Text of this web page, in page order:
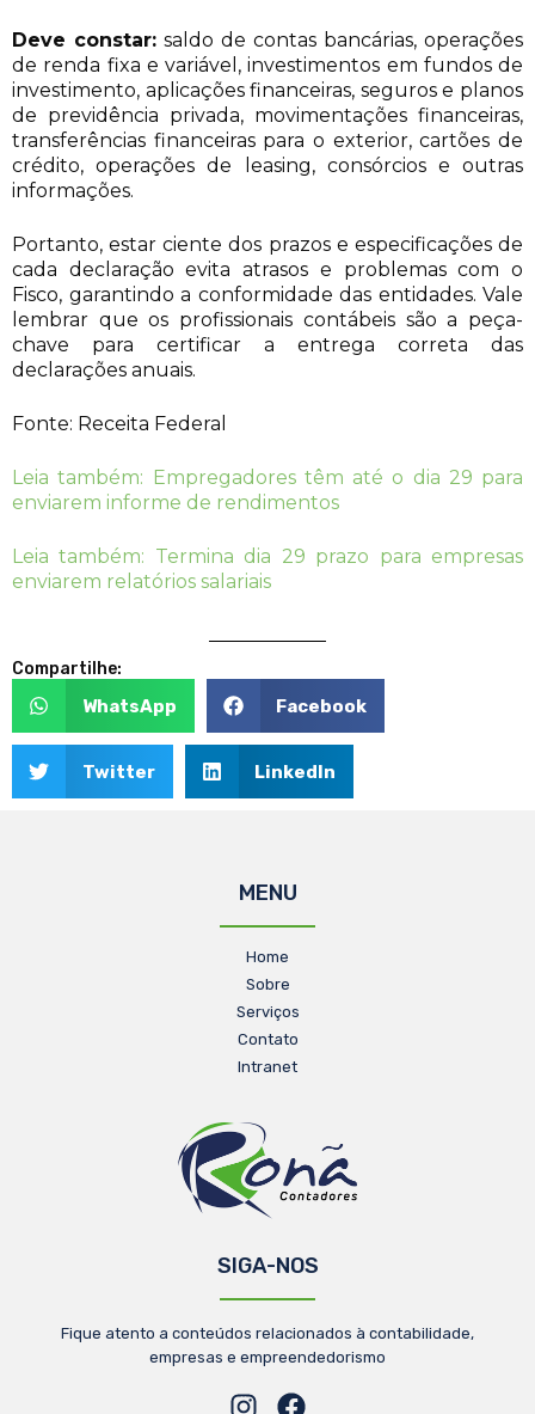
Deve constar: saldo de contas bancárias, operações
de renda fixa e variável, investimentos em fundos de
investimento, aplicações financeiras, seguros e planos
de previdência privada, movimentações financeiras,
transferências financeiras para o exterior, cartões de
crédito, operações de leasing, consórcios e outras
informações.
Portanto, estar ciente dos prazos e especificações de
cada declaração evita atrasos e problemas com o
Fisco, garantindo a conformidade das entidades. Vale
lembrar que os profissionais contábeis são a peça-
chave para certificar a entrega correta das
declarações anuais.
Fonte: Receita Federal
Leia também: Empregadores têm até o dia 29 para
enviarem informe de rendimentos
Leia também: Termina dia 29 prazo para empresas
enviarem relatórios salariais
Compartilhe:
WhatsApp Facebook
Twitter LinkedIn
MENU
Home
Sobre
Serviços
Contato
Intranet
SIGA-NOS
Fique atento a conteúdos relacionados à contabilidade,
empresas e empreendedorismo